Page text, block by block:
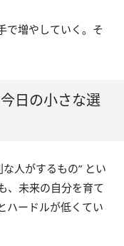
で増やしていく。そ
日の小さな選
人がするもの” とい
、未来の自分を育て
ハードルが低くてい